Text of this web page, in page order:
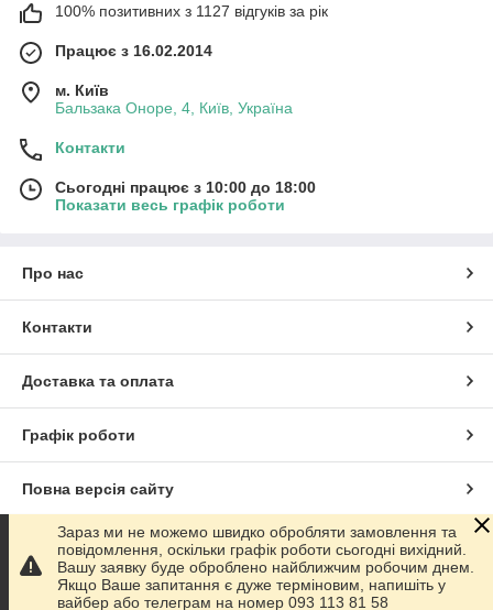
100% позитивних з 1127 відгуків за рік
Працює з 16.02.2014
м. Київ
Бальзака Оноре, 4, Київ, Україна
Контакти
Сьогодні працює з 10:00 до 18:00
Показати весь графік роботи
Про нас
Контакти
Доставка та оплата
Графік роботи
Повна версія сайту
Сайт створено на маркетплейсіProm.ua
Політика конфіденційності
Зараз ми не можемо швидко обробляти замовлення та
повідомлення, оскільки графік роботи сьогодні вихідний.
Вашу заявку буде оброблено найближчим робочим днем.
Якщо Ваше запитання є дуже терміновим, напишіть у
вайбер або телеграм на номер 093 113 81 58